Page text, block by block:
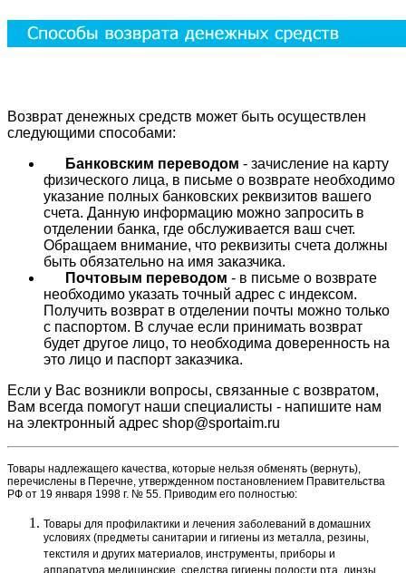
Возврат денежных средств может быть осуществлен
следующими способами:
Банковским переводом - зачисление на карту
физического лица, в письме о возврате необходимо
указание полных банковских реквизитов вашего
счета. Данную информацию можно запросить в
отделении банка, где обслуживается ваш счет.
Обращаем внимание, что реквизиты счета должны
быть обязательно на имя заказчика.
Почтовым переводом - в письме о возврате
необходимо указать точный адрес с индексом.
Получить возврат в отделении почты можно только
с паспортом. В случае если принимать возврат
будет другое лицо, то необходима доверенность на
это лицо и паспорт заказчика.
Если у Вас возникли вопросы, связанные с возвратом,
Вам всегда помогут наши специалисты - напишите нам
на электронный адрес shop@sportaim.ru
Товары надлежащего качества, которые нельзя обменять (вернуть),
перечислены в Перечне, утвержденном постановлением Правительства
РФ от 19 января 1998 г. № 55. Приводим его полностью:
Товары для профилактики и лечения заболеваний в домашних
условиях (предметы санитарии и гигиены из металла, резины,
текстиля и других материалов, инструменты, приборы и